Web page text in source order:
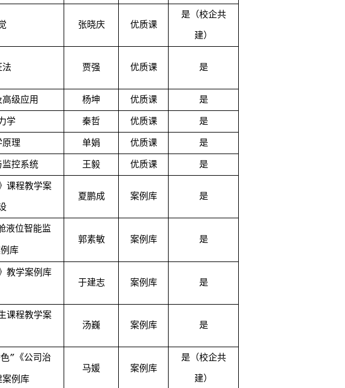
张晓庆 优质课
是（校企共
建）
法 贾强 优质课 是
级应用 杨坤 优质课 是
学 秦哲 优质课 是
原理 单娟 优质课 是
控系统 王毅 优质课 是
课程教学案
夏鹏成 案例库 是
液位智能监
库
郭素敏 案例库 是
教学案例库
于建志 案例库 是
课程教学案
汤巍 案例库 是
” 《公司治
案例库
马媛 案例库
是（校企共
建）